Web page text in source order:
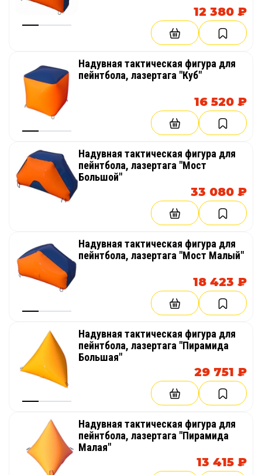
12 380 ₽
Надувная тактическая фигура для
пейнтбола, лазертага "Куб"
16 520 ₽
Надувная тактическая фигура для
пейнтбола, лазертага "Мост
Большой"
33 080 ₽
Надувная тактическая фигура для
пейнтбола, лазертага "Мост Малый"
18 423 ₽
Надувная тактическая фигура для
пейнтбола, лазертага "Пирамида
Большая"
29 751 ₽
Надувная тактическая фигура для
пейнтбола, лазертага "Пирамида
Малая"
13 415 ₽